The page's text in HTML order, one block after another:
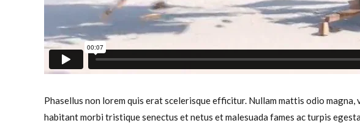
Phasellus non lorem quis erat scelerisque efficitur. Nullam mattis odio
habitant morbi tristique senectus et netus et malesuada fames ac turpis